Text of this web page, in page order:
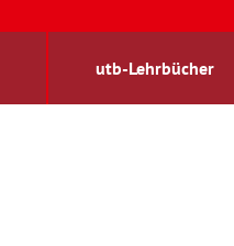
utb-Lehrbücher